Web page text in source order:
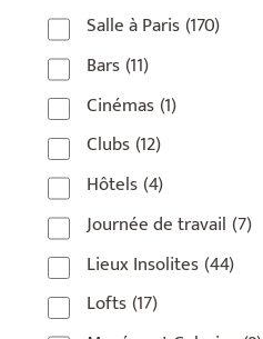
Salle à Paris(170)
Bars(11)
Cinémas(1)
Clubs(12)
Hôtels(4)
Journée de travail (7)
Lieux Insolites(44)
Lofts(17)